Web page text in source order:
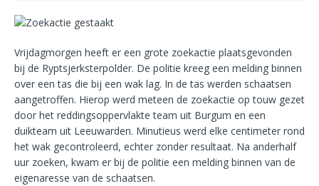
Vrijdagmorgen heeft er een grote zoekactie plaatsgevonden
bij de Ryptsjerksterpolder. De politie kreeg een melding binnen
over een tas die bij een wak lag. In de tas werden schaatsen
aangetroffen. Hierop werd meteen de zoekactie op touw gezet
door het reddingsoppervlakte team uit Burgum en een
duikteam uit Leeuwarden. Minutieus werd elke centimeter rond
het wak gecontroleerd, echter zonder resultaat. Na anderhalf
uur zoeken, kwam er bij de politie een melding binnen van de
eigenaresse van de schaatsen.